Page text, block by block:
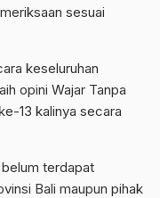
sesuai
keseluruhan
opini Wajar Tanpa
13 kalinya secara
terdapat
Bali maupun pihak